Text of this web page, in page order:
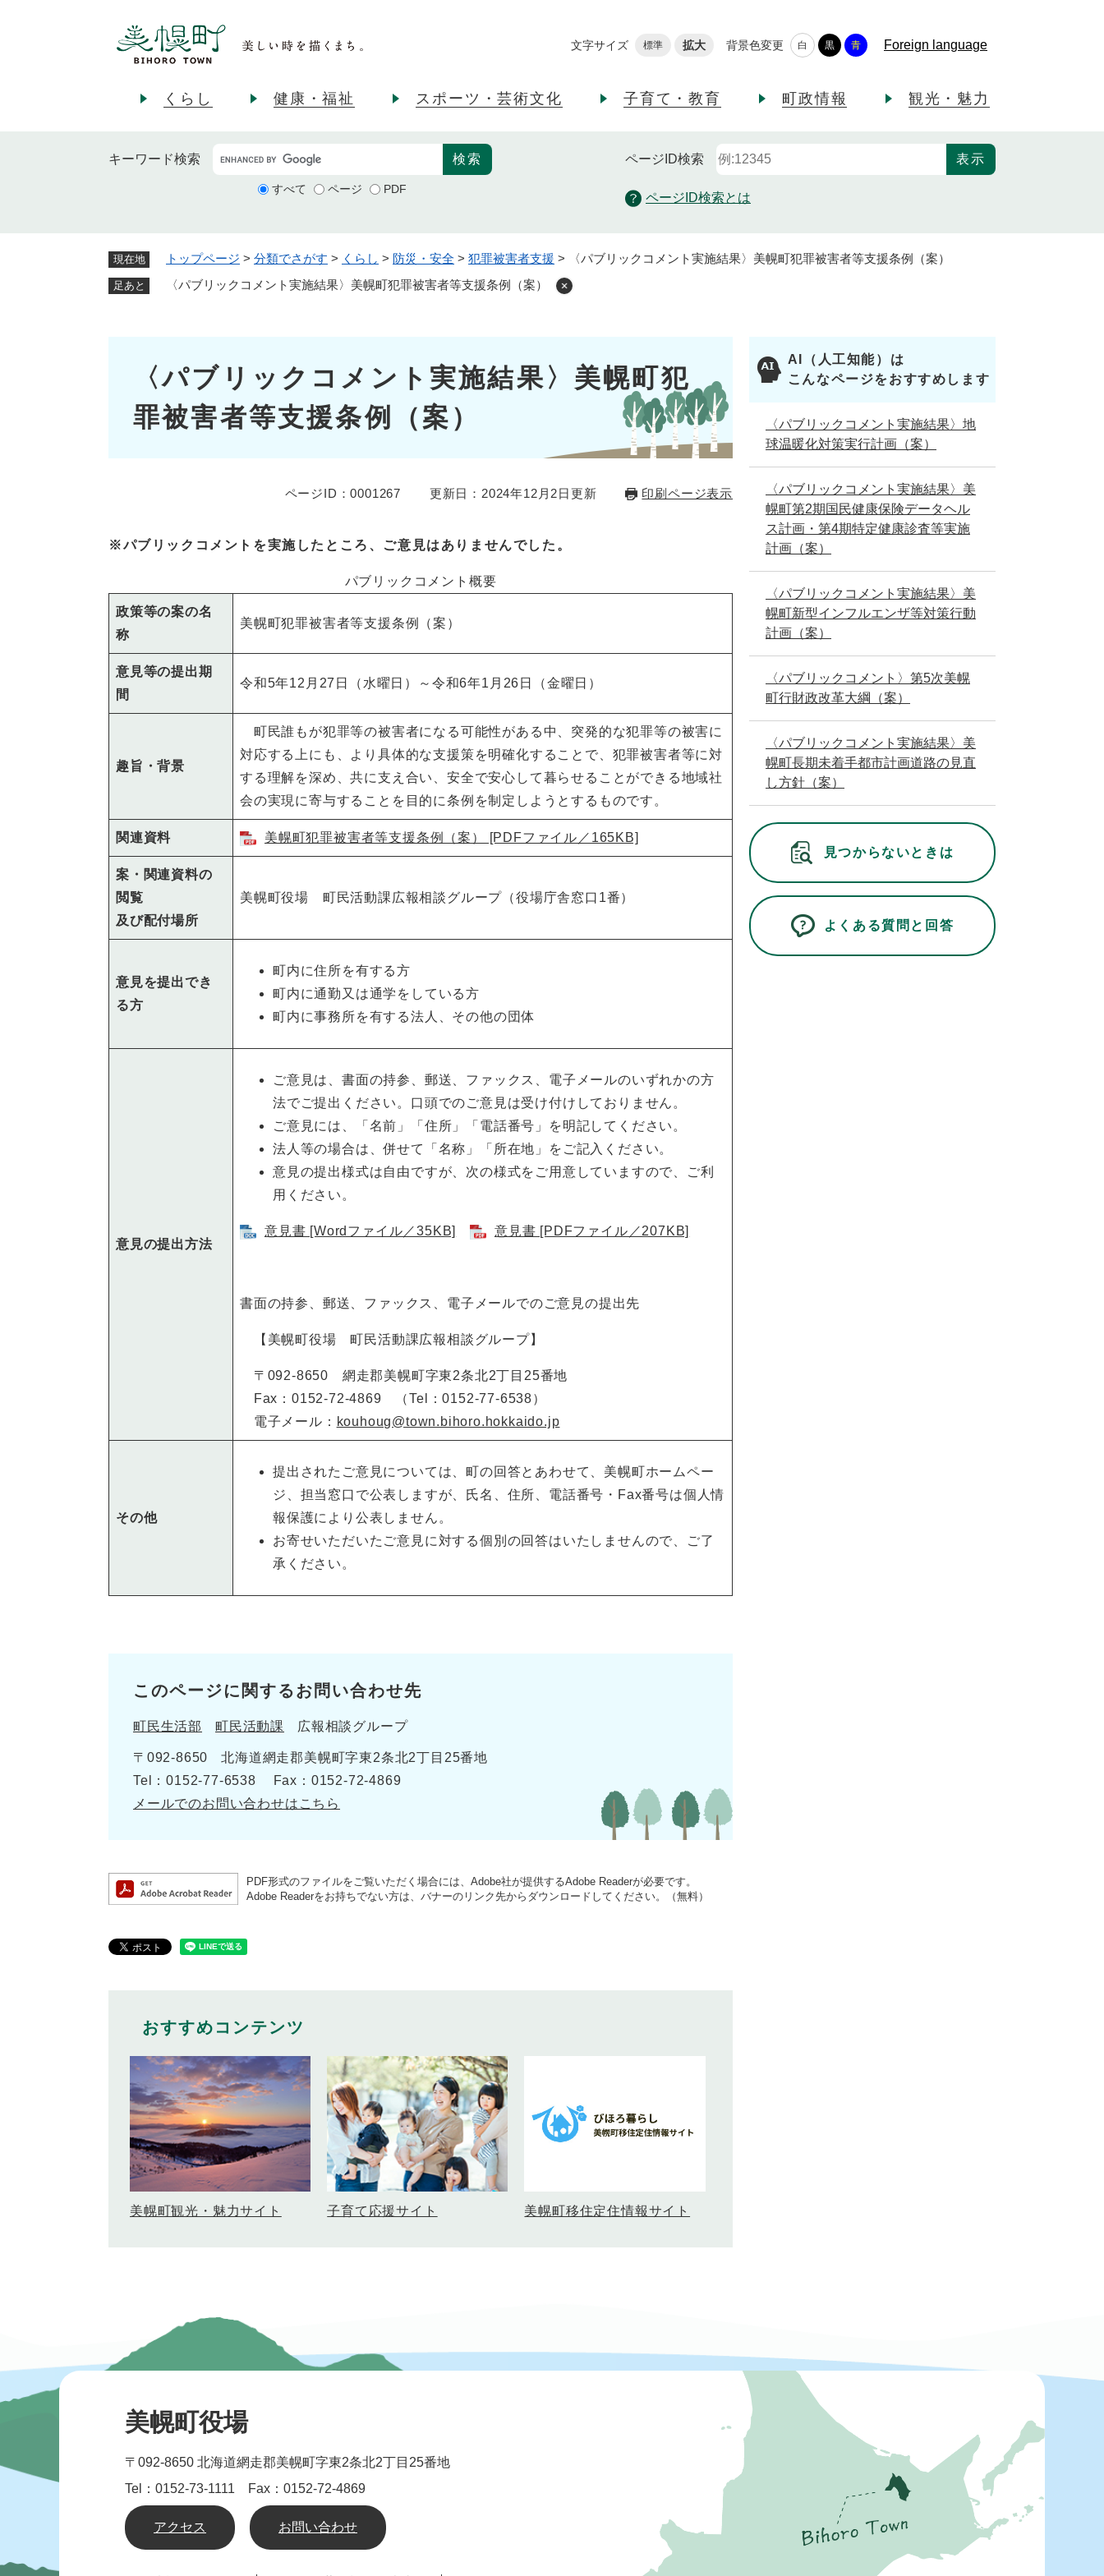
文字サイズ 標準 拡大 背景色変更 白 黒 青 Foreign language
くらし 健康・福祉 スポーツ・芸術文化 子育て・教育 町政情報 観光・魅力
キーワード検索
すべて ページ PDF
ページID検索
ページID検索とは
現在地 トップページ > 分類でさがす > くらし > 防災・安全 > 犯罪被害者支援 > 〈パブリックコメント実施結果〉美幌町犯罪被害者等支援条例（案）
足あと 〈パブリックコメント実施結果〉美幌町犯罪被害者等支援条例（案）
〈パブリックコメント実施結果〉美幌町犯
罪被害者等支援条例（案）
ページID：0001267 更新日：2024年12月2日更新 印刷ページ表示
※パブリックコメントを実施したところ、ご意見はありませんでした。
パブリックコメント概要
政策等の案の名
称
美幌町犯罪被害者等支援条例（案）
意見等の提出期
間
令和5年12月27日（水曜日）～令和6年1月26日（金曜日）
趣旨・背景
町民誰もが犯罪等の被害者になる可能性がある中、突発的な犯罪等の被害に
対応する上にも、より具体的な支援策を明確化することで、犯罪被害者等に対
する理解を深め、共に支え合い、安全で安心して暮らせることができる地域社
会の実現に寄与することを目的に条例を制定しようとするものです。
関連資料 美幌町犯罪被害者等支援条例（案） [PDFファイル／165KB]
案・関連資料の
閲覧
及び配付場所
美幌町役場 町民活動課広報相談グループ（役場庁舎窓口1番）
意見を提出でき
る方
町内に住所を有する方
町内に通勤又は通学をしている方
町内に事務所を有する法人、その他の団体
意見の提出方法
ご意見は、書面の持参、郵送、ファックス、電子メールのいずれかの方
法でご提出ください。口頭でのご意見は受け付けしておりません。
ご意見には、「名前」「住所」「電話番号」を明記してください。
法人等の場合は、併せて「名称」「所在地」をご記入ください。
意見の提出様式は自由ですが、次の様式をご用意していますので、ご利
用ください。
意見書 [Wordファイル／35KB] 意見書 [PDFファイル／207KB]
書面の持参、郵送、ファックス、電子メールでのご意見の提出先
【美幌町役場 町民活動課広報相談グループ】
〒092-8650 網走郡美幌町字東2条北2丁目25番地
Fax：0152-72-4869 （Tel：0152-77-6538）
電子メール： kouhoug@town.bihoro.hokkaido.jp
その他
提出されたご意見については、町の回答とあわせて、美幌町ホームペー
ジ、担当窓口で公表しますが、氏名、住所、電話番号・Fax番号は個人情
報保護により公表しません。
お寄せいただいたご意見に対する個別の回答はいたしませんので、ご了
承ください。
このページに関するお問い合わせ先
町民生活部 町民活動課 広報相談グループ
〒092-8650
北海道網走郡美幌町字東2条北2丁目25番地
Tel：0152-77-6538
Fax：0152-72-4869
メールでのお問い合わせはこちら
PDF形式のファイルをご覧いただく場合には、Adobe社が提供するAdobe Readerが必要です。
Adobe Readerをお持ちでない方は、バナーのリンク先からダウンロードしてください。（無料）
おすすめコンテンツ
美幌町観光・魅力サイト 子育て応援サイト 美幌町移住定住情報サイト
AI（人工知能）は
こんなページをおすすめします
〈パブリックコメント実施結果〉地
球温暖化対策実行計画（案）
〈パブリックコメント実施結果〉美
幌町第2期国民健康保険データヘル
ス計画・第4期特定健康診査等実施
計画（案）
〈パブリックコメント実施結果〉美
幌町新型インフルエンザ等対策行動
計画（案）
〈パブリックコメント〉第5次美幌
町行財政改革大綱（案）
〈パブリックコメント実施結果〉美
幌町長期未着手都市計画道路の見直
し方針（案）
見つからないときは
よくある質問と回答
美幌町役場
〒092-8650 北海道網走郡美幌町字東2条北2丁目25番地
Tel：0152-73-1111 Fax：0152-72-4869
アクセス お問い合わせ